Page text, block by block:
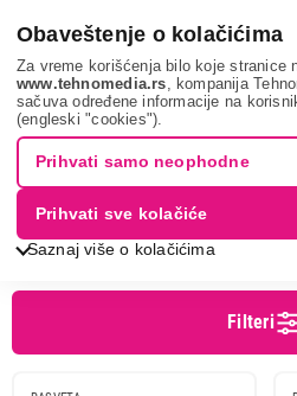
Obaveštenje o kolačićima
Za vreme korišćenja bilo koje stranice
www.tehnomedia.rs , kompanija
sačuva određene informacije na
(engleski "cookies").
Saznaj više o kolačićima
Prihvati samo neophodne
Prihvati sve kolačiće
Sve za kuću i baštu Unutrašnja
Cena od
STONE LAMPE
Sortiranje
Filteri